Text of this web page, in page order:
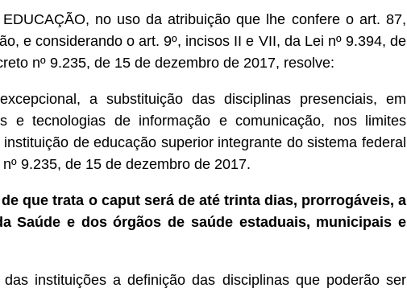
no uso da atribuição que lhe confere o art. 87,
e considerando o art. 9º, incisos II e VII, da Lei nº 9.394, de
nº 9.235, de 15 de dezembro de 2017, resolve:
a substituição das disciplinas presenciais, em
e tecnologias de informação e comunicação, nos limites
de educação superior integrante do sistema federal
9.235, de 15 de dezembro de 2017.
que trata o caput será de até trinta dias, prorrogáveis, a
Saúde e dos órgãos de saúde estaduais, municipais e
instituições a definição das disciplinas que poderão ser